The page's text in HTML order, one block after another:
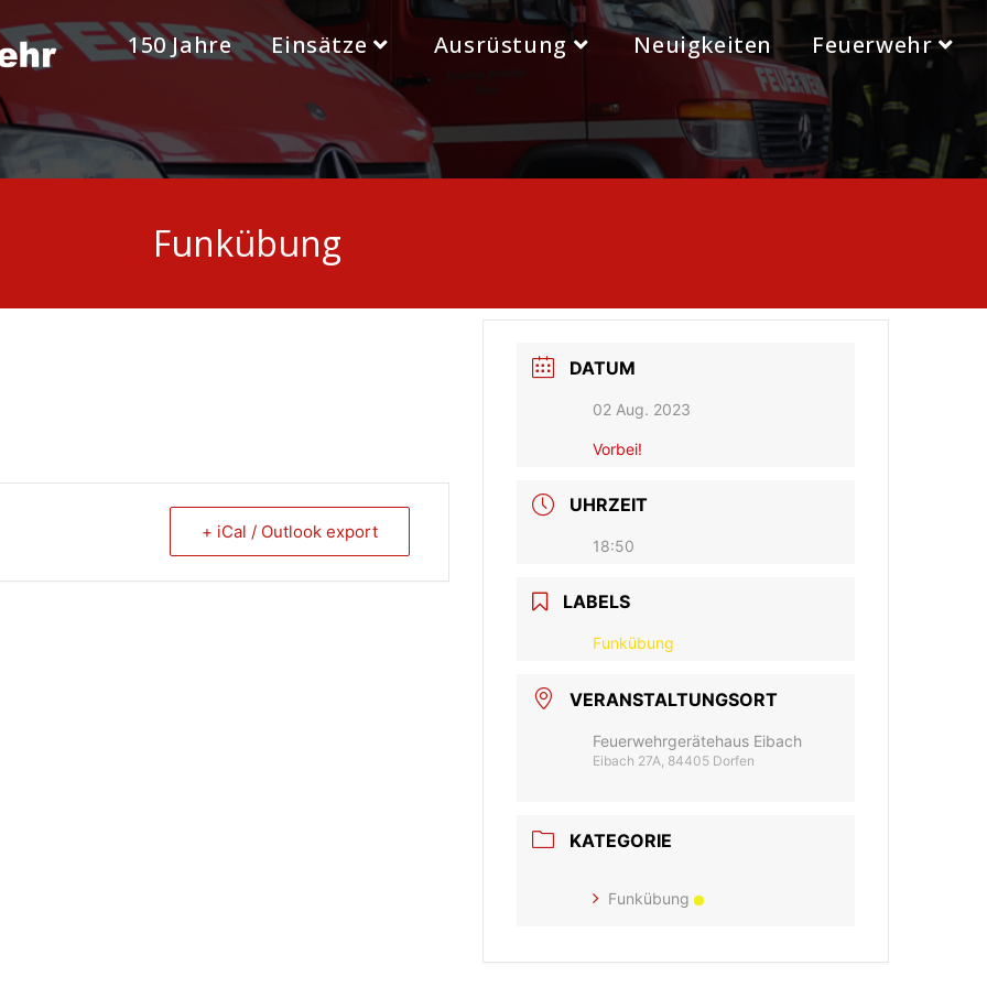
150 Jahre Einsätze Ausrüstung Neuigkeiten Feuerwehr
Funkübung
+ iCal / Outlook export
DATUM
02 Aug. 2023
Vorbei!
UHRZEIT
18:50
LABELS
Funkübung
VERANSTALTUNGSORT
Feuerwehrgerätehaus Eibach
Eibach 27A, 84405 Dorfen
KATEGORIE
Funkübung